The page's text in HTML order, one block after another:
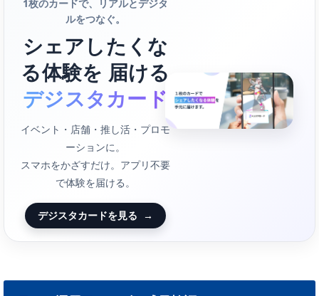
1枚のカードで、リアルとデジタ
ルをつなぐ。
シェアしたくな
る体験を 届ける
デジスタカード
イベント・店舗・推し活・プロモ
ーションに。
スマホをかざすだけ。アプリ不要
で体験を届ける。
デジスタカードを見る →